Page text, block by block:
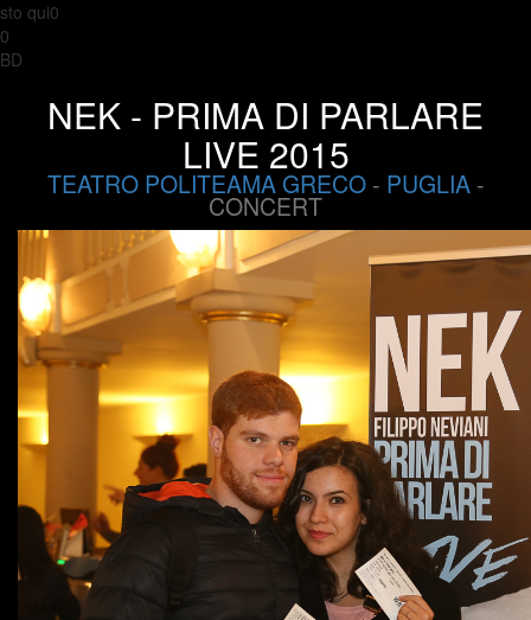
sto qui0
0
BD
NEK - PRIMA DI PARLARE
LIVE 2015
TEATRO POLITEAMA GRECO- PUGLIA-
CONCERT